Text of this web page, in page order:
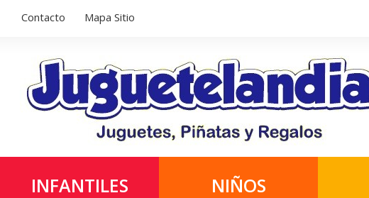
Contacto Mapa Sitio
INFANTILES NIÑOS